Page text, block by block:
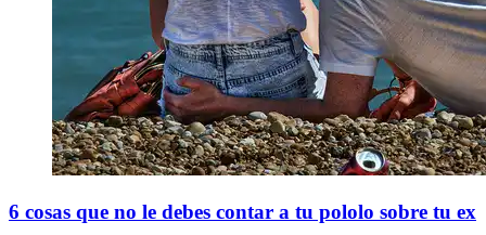
6 cosas que no le debes contar a tu pololo sobre tu ex